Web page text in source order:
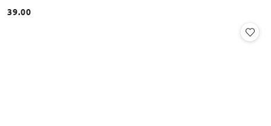
Cena:
39.00